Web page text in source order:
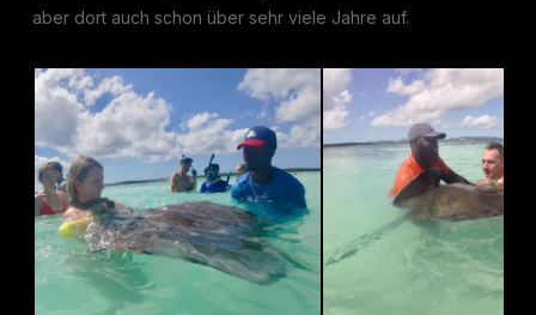
aber dort auch schon über sehr viele Jahre auf.